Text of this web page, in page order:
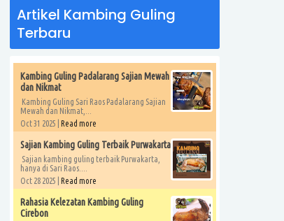
Artikel Kambing Guling
Terbaru
Kambing Guling Padalarang Sajian Mewah
dan Nikmat
Kambing Guling Sari Raos Padalarang Sajian
Mewah dan Nikmat,...
Oct 31 2025 | Read more
Sajian Kambing Guling Terbaik Purwakarta
Sajian kambing guling terbaik Purwakarta,
hanya di Sari Raos....
Oct 28 2025 | Read more
Rahasia Kelezatan Kambing Guling
Cirebon